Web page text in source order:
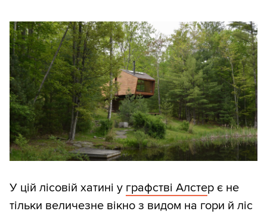
У цій лісовій хатині у графстві Алстер є не
тільки величезне вікно з видом на гори й ліс